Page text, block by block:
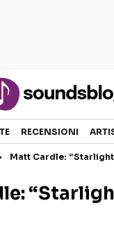
TESTI
RECENSIONI
Matt Cardle: